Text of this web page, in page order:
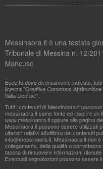
Messinaora.it è una testata
Tribunale di Messina n. 12/
Mancuso.
Eccetto dove diversamente indicato,
licenza "Creative Commons
Italia License".
Tutti i contenuti di Messinaora.it
messinaora.it come fonte ed inserire un
www.messinaora.it oppure alla pagina
Messinaora.it possono essere utilizzati
ulteriori relativi all'utilizzo dei contenuti
info@messinaora.it . Messinaora.it non
collegamento, della qualità o
facoltà di rimuovere informazioni
Eventuali segnalazioni possono essere